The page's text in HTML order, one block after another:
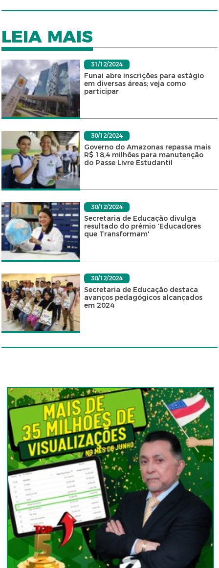
LEIA MAIS
31/12/2024
Funai abre inscrições para estágio
em diversas áreas; veja como
participar
30/12/2024
Governo do Amazonas repassa mais
R$ 18,4 milhões para manutenção
do Passe Livre Estudantil
30/12/2024
Secretaria de Educação divulga
resultado do prêmio 'Educadores
que Transformam'
30/12/2024
Secretaria de Educação destaca
avanços pedagógicos alcançados
em 2024